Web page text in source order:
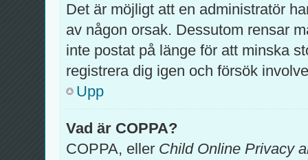
Det är möjligt att en administratör
av någon orsak. Dessutom rensar
inte postat på länge för att minska
registrera dig igen och försök
Upp
Vad är COPPA?
COPPA, eller Child Online Privacy